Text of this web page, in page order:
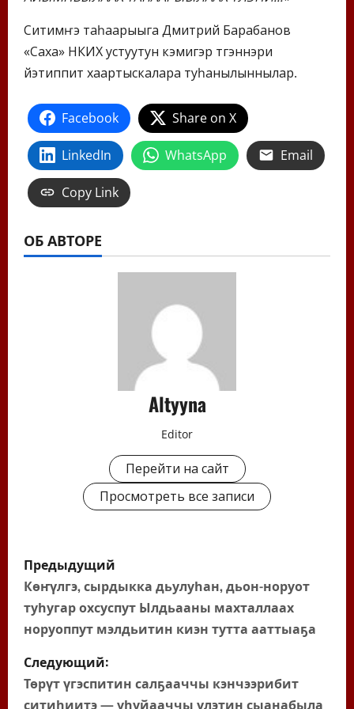
Ситимҥэ таһаарыыга Дмитрий Барабанов
«Саха» НКИХ устуутун кэмигэр түгэннэри
үйэтиппит хаартыскалара туһанылыннылар.
Facebook Share on X
LinkedIn WhatsApp Email
Copy Link
ОБ АВТОРЕ
Altyyna
Editor
Перейти на сайт
Просмотреть все записи
Н
а
в
и
г
Предыдущий
Көҥүлгэ, сырдыкка дьулуһан, дьон-норуот
туһугар охсуспут Ылдьааны махталлаах
норуоппут мэлдьитин киэн тутта ааттыаҕа
Следующий:
Төрүт үгэспитин салҕааччы кэнчээрибит
ситиһиитэ — уһуйааччы үлэтин сыанабыла